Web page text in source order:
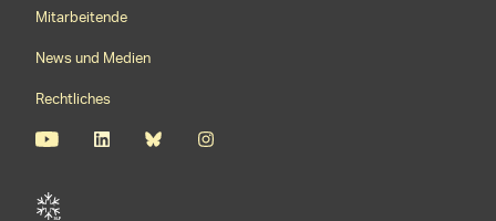
Mitarbeitende
News und Medien
Rechtliches